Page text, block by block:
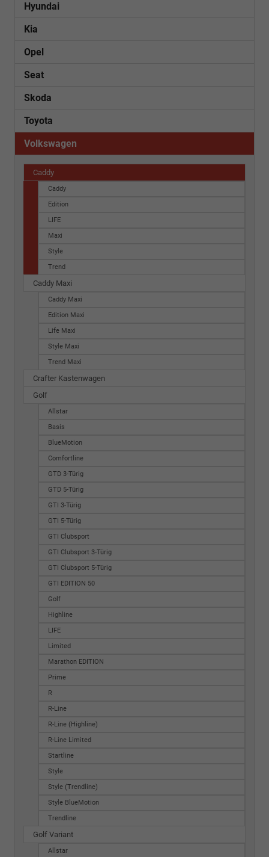
Hyundai
Kia
Opel
Seat
Skoda
Toyota
Volkswagen
Caddy
Caddy
Edition
LIFE
Maxi
Style
Trend
Caddy Maxi
Caddy Maxi
Edition Maxi
Life Maxi
Style Maxi
Trend Maxi
Crafter Kastenwagen
Golf
Allstar
Basis
BlueMotion
Comfortline
GTD 3-Türig
GTD 5-Türig
GTI 3-Türig
GTI 5-Türig
GTI Clubsport
GTI Clubsport 3-Türig
GTI Clubsport 5-Türig
GTI EDITION 50
Golf
Highline
LIFE
Limited
Marathon EDITION
Prime
R
R-Line
R-Line (Highline)
R-Line Limited
Startline
Style
Style (Trendline)
Style BlueMotion
Trendline
Golf Variant
Allstar